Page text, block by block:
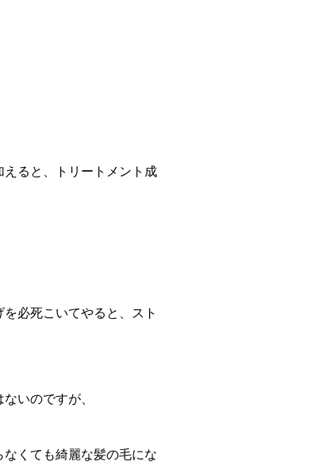
ると、トリートメント成
必死こいてやると、スト
いのですが、
くても綺麗な髪の毛にな